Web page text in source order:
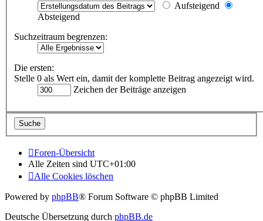
Aufsteigend
Absteigend
Suchzeitraum begrenzen:
Die ersten:
Stelle 0 als Wert ein, damit der komplette Beitrag angezeigt wird.
Zeichen der Beiträge anzeigen
Foren-Übersicht
Alle Zeiten sind UTC+01:00
Alle Cookies löschen
Powered by phpBB® Forum Software © phpBB Limited
Deutsche Übersetzung durch phpBB.de